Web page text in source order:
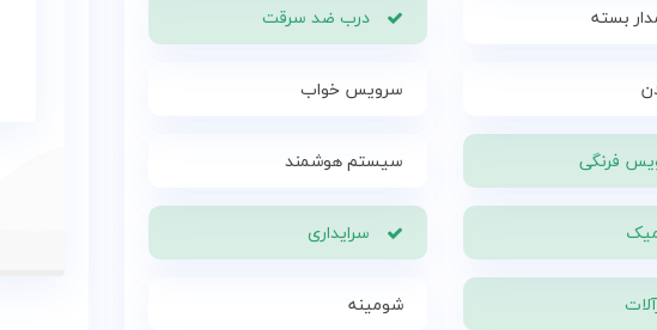
بسته درب ضد سرقت
سرویس خواب
فرنگی سیستم هوشمند
سرایداری
شومینه